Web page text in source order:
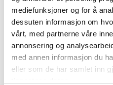
mediefunksjoner og for å
dessuten informasjon om
vårt, med partnerne våre
annonsering og
med annen informasjon du
eller som de har samlet inn
FLEECEPLEDD TJØME
130X170CM BLÅ
29,00
Før 149,00